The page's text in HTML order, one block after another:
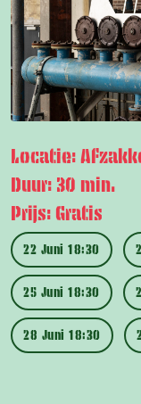
Locatie:
Duur: 30 min.
Prijs: Gratis
22 Juni 18:30
25 Juni 18:30
28 Juni 18:30